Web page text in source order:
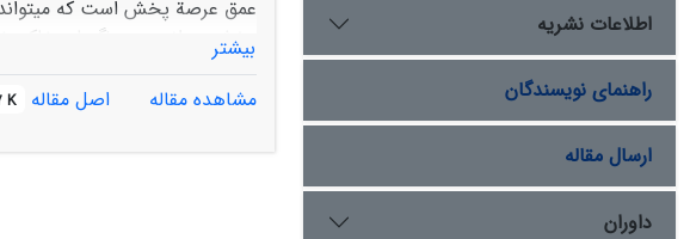
عمق عرصة پخش است که می‏تواند
خصوصیات فیزیکی و شیمیایی
بیشتر
مشاهده مقاله
اصل مقاله K
اطلاعات نشریه
راهنمای نویسندگان
ارسال مقاله
داوران